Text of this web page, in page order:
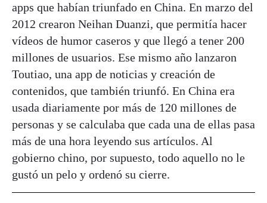
apps que habían triunfado en China. En marzo del
2012 crearon Neihan Duanzi, que permitía hacer
vídeos de humor caseros y que llegó a tener 200
millones de usuarios. Ese mismo año lanzaron
Toutiao, una app de noticias y creación de
contenidos, que también triunfó. En China era
usada diariamente por más de 120 millones de
personas y se calculaba que cada una de ellas pasa
más de una hora leyendo sus artículos. Al
gobierno chino, por supuesto, todo aquello no le
gustó un pelo y ordenó su cierre.